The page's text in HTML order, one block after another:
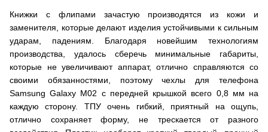
Книжки с флипами зачастую производятся из кожи и
заменителя, которые делают изделия устойчивыми к сильным
ударам, падениям. Благодаря новейшим технологиям
производства, удалось сберечь минимальные габариты,
которые не увеличивают аппарат, отлично справляются со
своими обязанностями, поэтому чехлы для телефона
Samsung Galaxy M02 с передней крышкой всего 0,8 мм на
каждую сторону. ТПУ очень гибкий, приятный на ощупь,
отлично сохраняет форму, не трескается от разного